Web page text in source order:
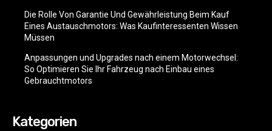
Die Rolle Von Garantie Und Gewährleistung Beim Kauf
Eines Austauschmotors: Was Kaufinteressenten Wissen
Müssen
Anpassungen und Upgrades nach einem Motorwechsel:
So Optimieren Sie Ihr Fahrzeug nach Einbau eines
Gebrauchtmotors
Kategorien